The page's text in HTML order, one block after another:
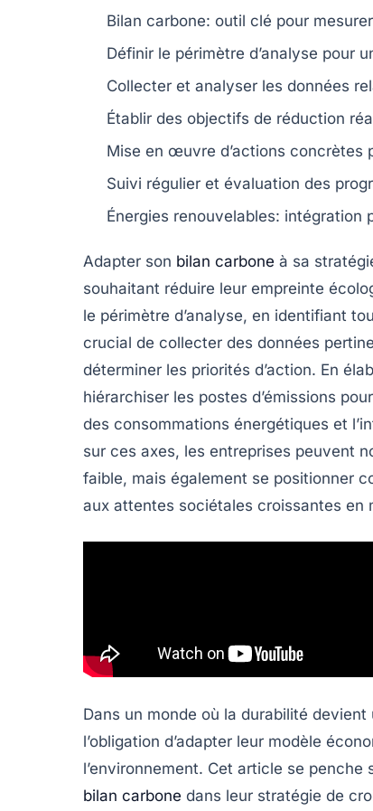
Bilan carbone: outil clé pour
Définir le périmètre d’analyse pour
Collecter et analyser les données
Établir des objectifs de réduction
Mise en œuvre d’actions concrètes
Suivi régulier et évaluation des
Énergies renouvelables: intégration
Adapter son bilan carbone à sa
souhaitant réduire leur empreinte
le périmètre d’analyse, en identifiant
crucial de collecter des données
déterminer les priorités d’action. En
hiérarchiser les postes d’émissions
des consommations énergétiques et
sur ces axes, les entreprises peuvent
faible, mais également se positionner
aux attentes sociétales croissantes en
Dans un monde où la durabilité
l’obligation d’adapter leur modèle
l’environnement. Cet article se
bilan carbone dans leur stratégie de